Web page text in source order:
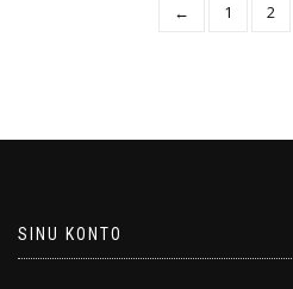
← 1 2
SINU KONTO